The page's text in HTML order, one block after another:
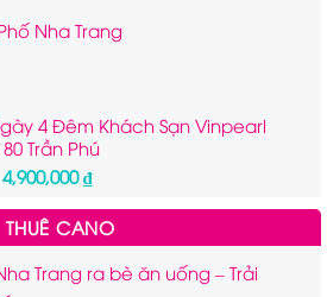
Nha Trang
4 Đêm Khách Sạn Vinpearl
Trần Phú
Giá
là:
5,200,000 ₫.
4,900,000₫Giá
tại
là:
4,900,000 ₫.
THUÊ CANO
Trang ra bè ăn uống – Trải